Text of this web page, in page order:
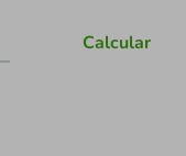
Calcular